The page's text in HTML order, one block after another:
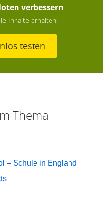
verbessern
Inhalte erhalten!
testen
Thema
– Schule in England